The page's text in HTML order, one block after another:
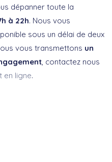
dépanner toute la
à 22h. Nous vous
sous un délai de deux
vous transmettons un
, contactez nous
en ligne.